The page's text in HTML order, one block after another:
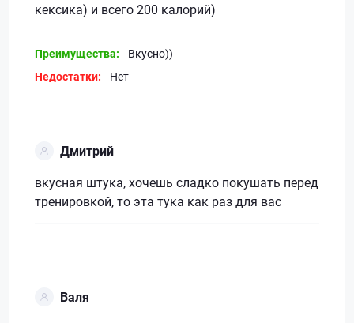
кексика) и всего 200 калорий)
Преимущества:
Вкусно))
Недостатки:
Нет
Дмитрий
вкусная штука, хочешь сладко покушать перед
тренировкой, то эта тука как раз для вас
Валя